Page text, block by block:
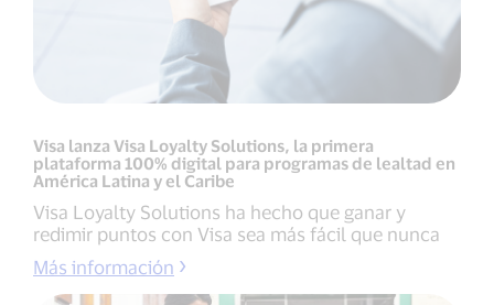
Visa lanza Visa Loyalty Solutions, la primera
plataforma 100% digital para programas de lealtad en
América Latina y el Caribe
Visa Loyalty Solutions ha hecho que ganar y
redimir puntos con Visa sea más fácil que nunca
Más información